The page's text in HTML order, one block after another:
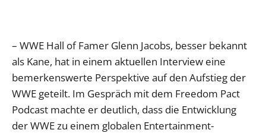
– WWE Hall of Famer Glenn Jacobs, besser bekannt
als Kane, hat in einem aktuellen Interview eine
bemerkenswerte Perspektive auf den Aufstieg der
WWE geteilt. Im Gespräch mit dem Freedom Pact
Podcast machte er deutlich, dass die Entwicklung
der WWE zu einem globalen Entertainment-